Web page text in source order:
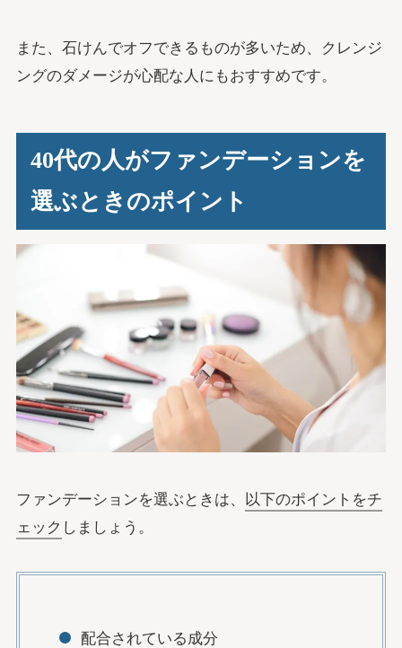
また、石けんでオフできるものが多いため、クレンジ
ングのダメージが心配な人にもおすすめです。
40代の人がファンデーションを
選ぶときのポイント
ファンデーションを選ぶときは、 以下のポイントをチ
ェック しましょう。
配合されている成分